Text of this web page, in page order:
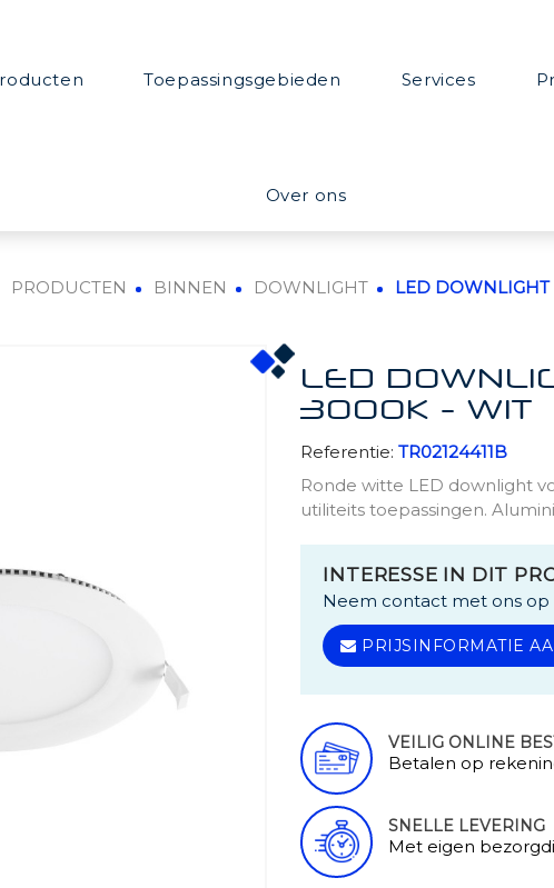
Toepassingsgebieden Services
Over ons
PRODUCTEN BINNEN DOWNLIGHT LED
LED
3000K - WIT
Referentie: TR02124411B
Ronde witte LED downlight
utiliteits toepassingen.
INTERESSE IN DIT
Neem contact met ons
PRIJSINFORMATIE
VEILIG ONLINE
Betalen op
SNELLE LEVERING
Met eigen